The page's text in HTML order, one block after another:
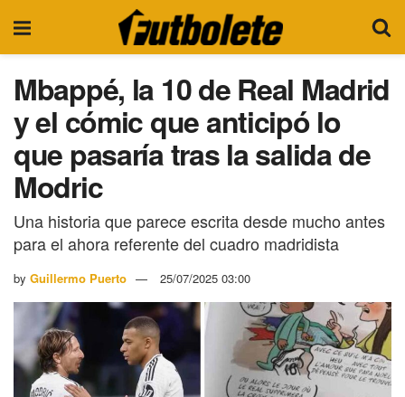
Mbappé, la 10 de Real Madrid
y el cómic que anticipó lo
que pasaría tras la salida de
Modric
Una historia que parece escrita desde mucho antes
para el ahora referente del cuadro madridista
by Guillermo Puerto 25/07/2025 03:00